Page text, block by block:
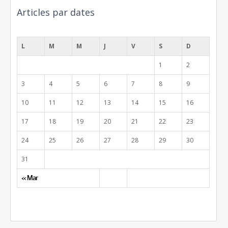
Articles par dates
L M M J V S D
« Mar
1 2
3 4 5 6 7 8 9
10 11 12 13 14 15 16
17 18 19 20 21 22 23
24 25 26 27 28 29 30
31